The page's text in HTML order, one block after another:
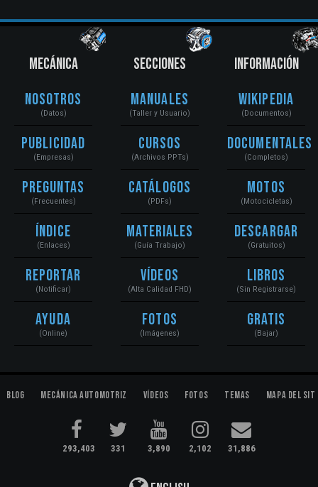
MECÁNICA
Nosotros
(Datos)
Publicidad
(Empresas)
Preguntas
(Frecuentes)
Índice
(Enlaces)
Reportar
(Notificar)
Ayuda
(Online)
SECCIONES
Manuales
(Taller y Usuario)
Cursos
(Archivos PPTs)
Catálogos
(PDFs)
Materiales
(Guía Trabajo)
Vídeos
(Alta Calidad FHD)
Fotos
(Imágenes)
INFORMACIÓN
Wikipedia
(Documentos)
Documentales
(Completos)
Motos
(Motocicletas)
Descargar
(Gratuitos)
Libros
(Sin Registrarse)
Gratis
(Bajar)
Blog Mecánica Automotriz Vídeos Fotos Temas Mapa del
293,403 331 3,890 2,102 31,886